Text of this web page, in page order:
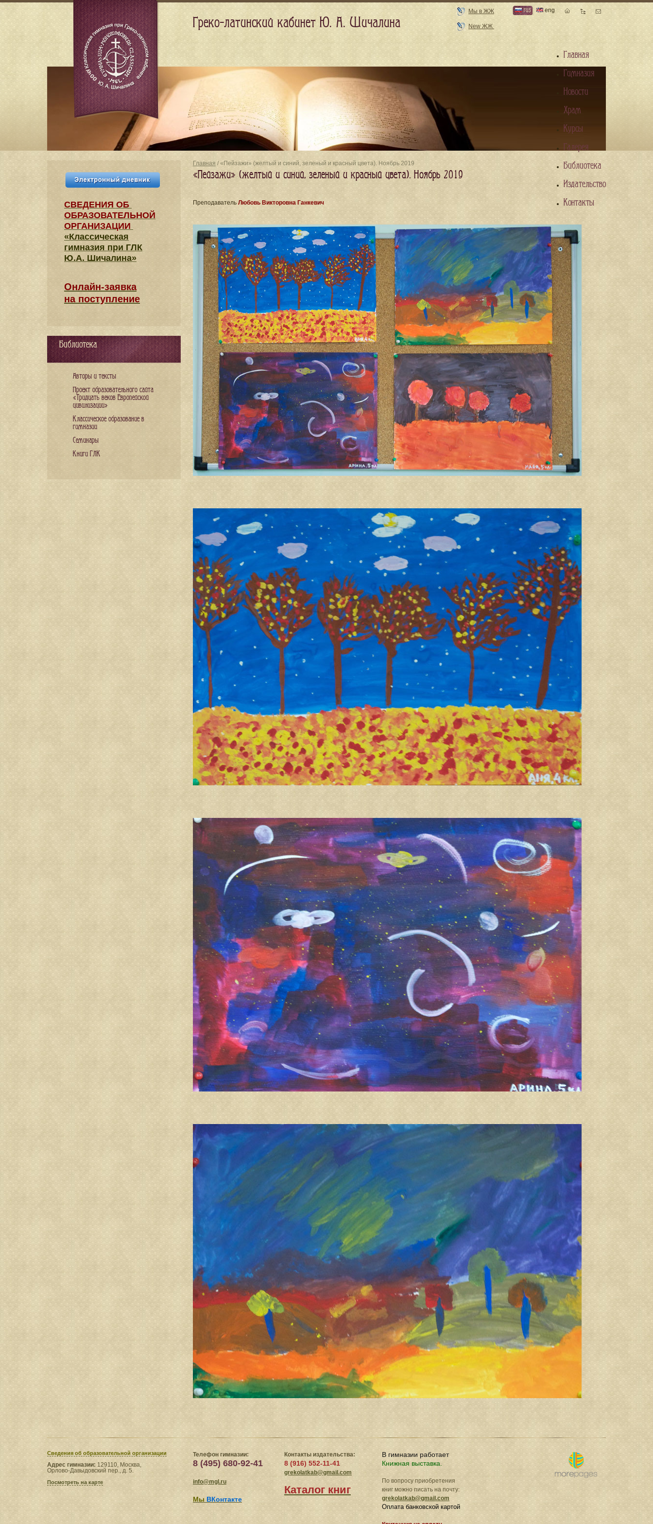
Главная / «Пейзажи» (желтый и синий, зеленый и красный цвета). Ноябрь 2019
«Пейзажи» (желтый и синий, зеленый и красный цвета). Ноябрь 2019
Преподаватель Любовь Викторовна Ганкевич
СВЕДЕНИЯ​ ОБ
ОБРАЗОВАТЕЛЬНОЙ
ОРГАНИЗАЦИИ
«Классическая
гимназия при ГЛК
Ю.А. Шичалина»
Онлайн-заявка
на поступление
Библиотека
Авторы и тексты
Проект образовательного сайта
«Тридцать веков Европейской
цивилизации»
Классическое образование в
гимназии
Семинары
Книги ГЛК
Сведения​ об образовательной организации
Адрес гимназии: 129110, Москва,
Орлово-Давыдовский пер., д. 5.
Посмотреть на карте
Телефон гимназии:
8 (495) 680-92-41
info@mgl.ru
Мы ВКонтакте
Контакты издательства:
8 (916) 552-11-41
grekolatkab@gmail.com
Каталог книг
В гимназии работает
Книжная выставка.
По вопросу приобретения
книг можно писать на почту:
grekolatkab@gmail.com
Оплата банковской картой
Греко-латинский кабинет Ю. А. Шичалина
Мы в ЖЖ
New ЖЖ
rus eng
Главная
Гимназия
Новости
Храм
Курсы
Галерея
Библиотека
Издательство
Контакты